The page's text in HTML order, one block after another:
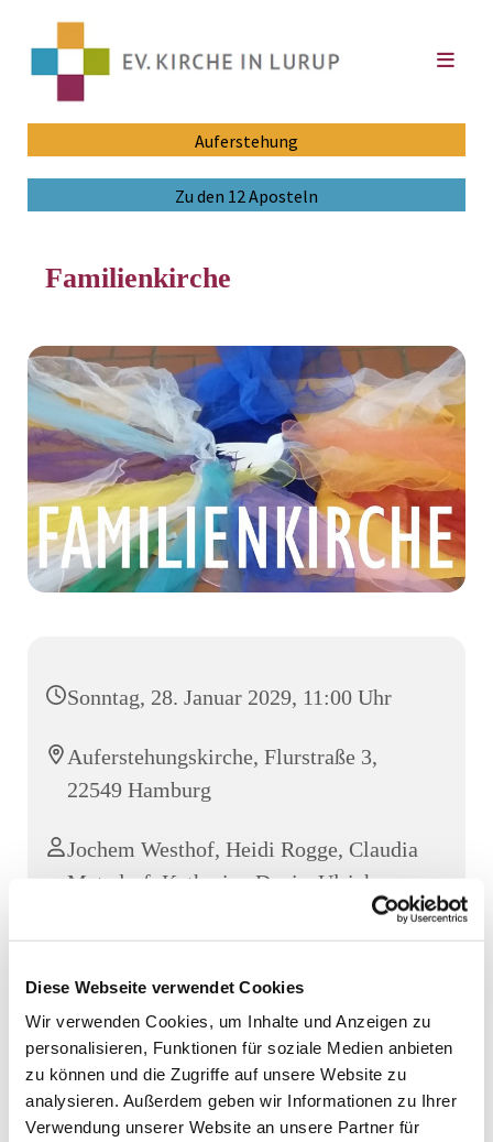
Diese Webseite verwendet Cookies
Wir verwenden Cookies, um Inhalte und Anzeigen zu
personalisieren, Funktionen für soziale Medien anbieten
zu können und die Zugriffe auf unsere Website zu
analysieren. Außerdem geben wir Informationen zu Ihrer
Verwendung unserer Website an unsere Partner für
Auferstehung
Zu den 12 Aposteln
Familienkirche
Sonntag, 28. Januar 2029, 11:00 Uhr
Auferstehungskirche, Flurstraße 3,
22549 Hamburg
Jochem Westhof, Heidi Rogge, Claudia
Metzdorf, Katharina Davis, Ulrich
Der Gottesdienst für Kinder und ihre Eltern, und für die
ganze Gemeinde. Für Klein und Groß zum Verstehen und
Begreifen und mit viel Lebendigkeit.